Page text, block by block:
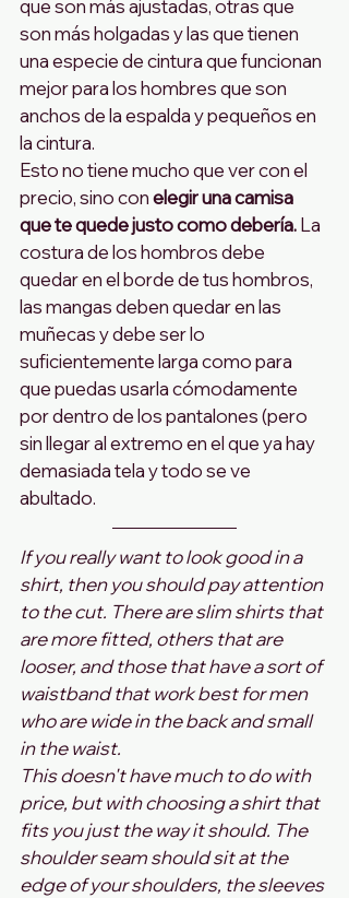
que son más ajustadas, otras que
son más holgadas y las que tienen
una especie de cintura que funcionan
mejor para los hombres que son
anchos de la espalda y pequeños en
la cintura.
Esto no tiene mucho que ver con el
precio, sino con elegir una camisa
que te quede justo como debería. La
costura de los hombros debe
quedar en el borde de tus hombros,
las mangas deben quedar en las
muñecas y debe ser lo
suficientemente larga como para
que puedas usarla cómodamente
por dentro de los pantalones (pero
sin llegar al extremo en el que ya hay
demasiada tela y todo se ve
abultado.
If you really want to look good in a
shirt, then you should pay attention
to the cut. There are slim shirts that
are more fitted, others that are
looser, and those that have a sort of
waistband that work best for men
who are wide in the back and small
in the waist.
This doesn't have much to do with
price, but with choosing a shirt that
fits you just the way it should. The
shoulder seam should sit at the
edge of your shoulders, the sleeves